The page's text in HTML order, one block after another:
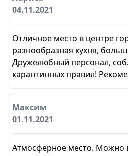
04.11.2021
Отличное место в центре
разнообразная кухня,
Дружелюбный персонал,
карантинных правил!
Максим
01.11.2021
Атмосферное место. Можно